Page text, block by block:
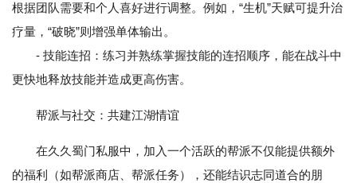
根据团队需要和个人喜好进行调整。例如，“生机”天赋可提升治
疗量，“破晓”则增强单体输出。
- 技能连招：练习并熟练掌握技能的连招顺序，能在战斗中
更快地释放技能并造成更高伤害。
帮派与社交：共建江湖情谊
在久久蜀门私服中，加入一个活跃的帮派不仅能提供额外
的福利（如帮派商店、帮派任务），还能结识志同道合的朋